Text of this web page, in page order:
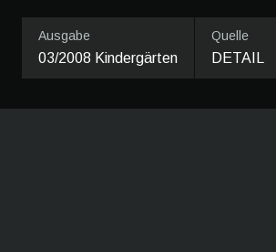
Ausgabe
03/2008 Kindergärten
Quelle
DETAIL